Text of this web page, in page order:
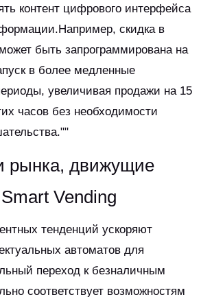
контент цифрового интерфейса
скидка в
быть запрограммирована на
в более медленные
увеличивая продажи на 15
часов без необходимости
рынка, движущие
Vending
тенденций ускоряют
автоматов для
переход к безналичным
соответствует возможностям